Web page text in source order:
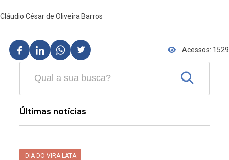
Cláudio César de Oliveira Barros
Acessos: 1529
Últimas notícias
DIA DO VIRA-LATA